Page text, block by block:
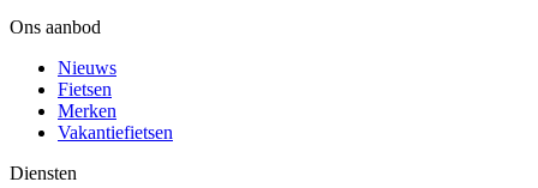
Ons aanbod
Nieuws
Fietsen
Merken
Vakantiefietsen
Diensten